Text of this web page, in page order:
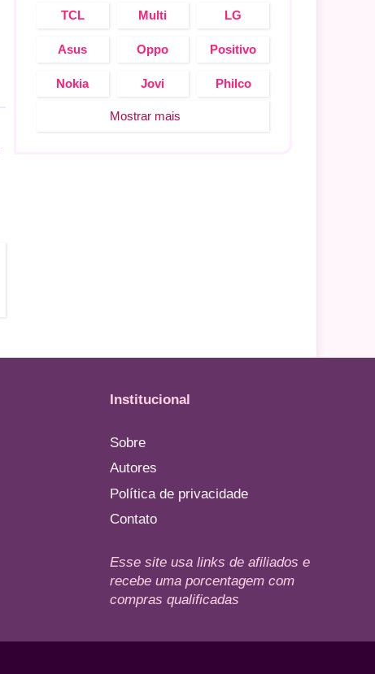
TCL Multi LG
Asus Oppo Positivo
Nokia Jovi Philco
Mostrar mais
Institucional
Sobre
Autores
Política de privacidade
Contato
Esse site usa links de afiliados e
recebe uma porcentagem com
compras qualificadas